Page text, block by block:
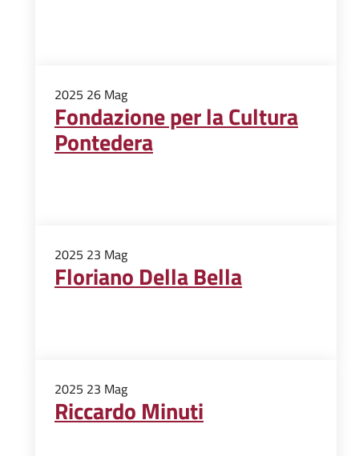
2025 26 Mag
Fondazione per la Cultura
Pontedera
2025 23 Mag
Floriano Della Bella
2025 23 Mag
Riccardo Minuti